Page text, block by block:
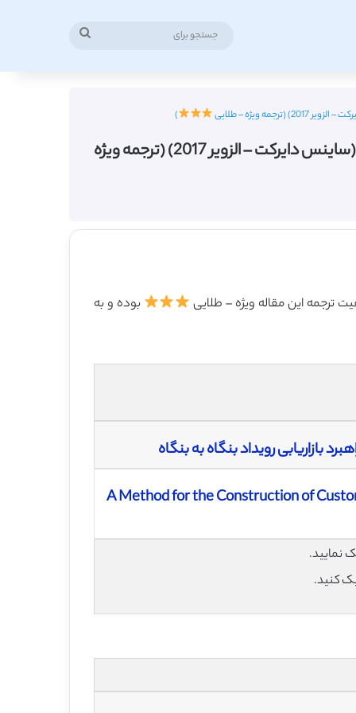
ویژه – طلایی )
دانلود ترجمه مقاله ساختن دانش مدل سازی رفتاری مشتری برای راهبرد بازاریابی رویداد بنگاه به بنگاه (ساینس دایرکت – الزویر 2017) (ترجمه ویژه
بوده و به
رویداد بنگاه به بنگاه
A Method for the Construction of
کنید.